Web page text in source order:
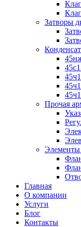
Затворы
Прочая
Элементы
Главная
О компании
Услуги
Блог
Контакты